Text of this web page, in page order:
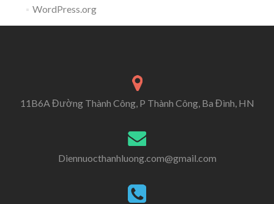
WordPress.org
11B6A Đường Thành Công, P Thành Công, Ba Đình, HN
Diennuocthanhluong.com@gmail.com